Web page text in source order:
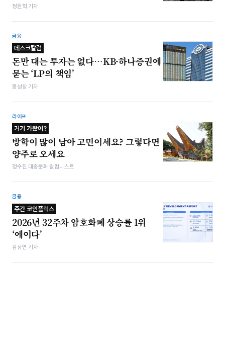
정원혁 기자
금융
데스크칼럼
돈만 대는 투자는 없다…KB·하나증권에
묻는 ‘LP의 책임’
봉성창 기자
라이프
거기 가봤어?
방학이 많이 남아 고민이세요? 그렇다면
양주로 오세요
정수진 대중문화 칼럼니스트
금융
주간 코인플릭스
2026년 32주차 암호화폐 상승률 1위
‘에이다’
김상연 기자